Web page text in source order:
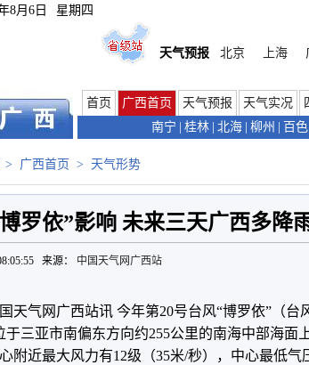
8月6日 星期四
天气预报
北京 上海
首页 广西首页 天气预报 天气实况
南宁
桂林 北海 柳州 百色
> 广西首页 > 天气形势
罗依”影响 未来三天广西多降
来源： 中国天气网广西站
天气网广西站讯 今年第20号台风“博罗依”（台
于三亚市南偏东方向约255公里的南海中部海面
附近最大风力有12级（35米/秒），中心最低气